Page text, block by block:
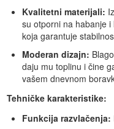
Kvalitetni materijali:
su otporni na habanje
koja garantuje
Moderan dizajn:
daju mu toplinu i čine
vašem dnevnom
Tehničke karakteristike:
Funkcija razvlačenja: